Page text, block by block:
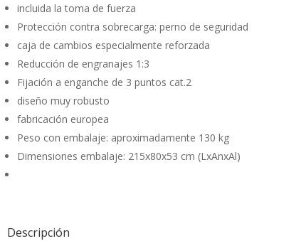
incluida la toma de fuerza
Protección contra sobrecarga: perno de seguridad
caja de cambios especialmente reforzada
Reducción de engranajes 1:3
Fijación a enganche de 3 puntos cat.2
diseño muy robusto
fabricación europea
Peso con embalaje: aproximadamente 130 kg
Dimensiones embalaje: 215x80x53 cm (LxAnxAl)
Descripción